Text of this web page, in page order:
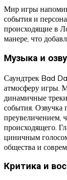
Мир игры
события и
происходящие в
манере, что
Музыка и
Саундтрек Bad
атмосферу игры.
динамичные
события. Озвучка
преувеличением,
происходящего.
циничным
общества и
Критика и